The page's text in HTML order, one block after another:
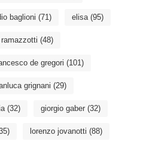
baglioni (71) elisa(95)
(48)
de gregori (101)
grignani (29)
(32) giorgio gaber(32)
lorenzo jovanotti (88)